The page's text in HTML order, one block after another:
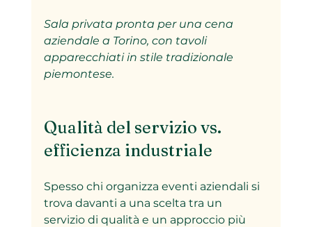
Sala privata pronta per una cena
aziendale a Torino, con tavoli
apparecchiati in stile tradizionale
piemontese.
Qualità del servizio vs.
efficienza industriale
Spesso chi organizza eventi aziendali si
trova davanti a una scelta tra un
servizio di qualità e un approccio più